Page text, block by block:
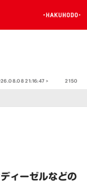
21:16:47 > 2150
ィーゼルなどの